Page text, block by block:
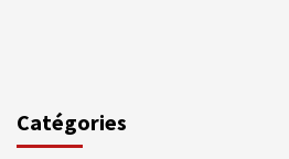
Catégories